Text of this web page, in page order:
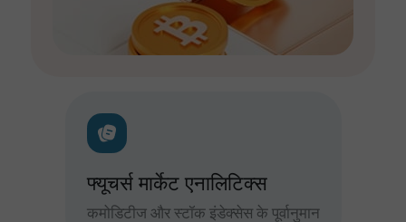
फ्यूचर्स मार्केट एनालिटिक्स
कमोडिटीज और स्टॉक इंडेक्सेस के पूर्वानुमान